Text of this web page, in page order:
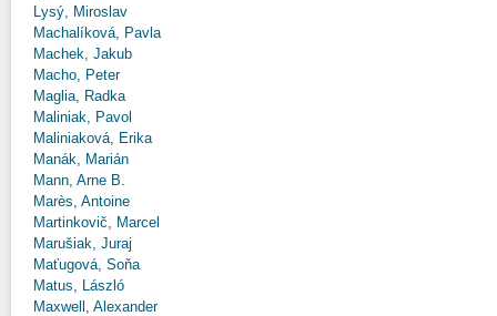
Lysý, Miroslav
Machalíková, Pavla
Machek, Jakub
Macho, Peter
Maglia, Radka
Maliniak, Pavol
Maliniaková, Erika
Manák, Marián
Mann, Arne B.
Marès, Antoine
Martinkovič, Marcel
Marušiak, Juraj
Maťugová, Soňa
Matus, László
Maxwell, Alexander